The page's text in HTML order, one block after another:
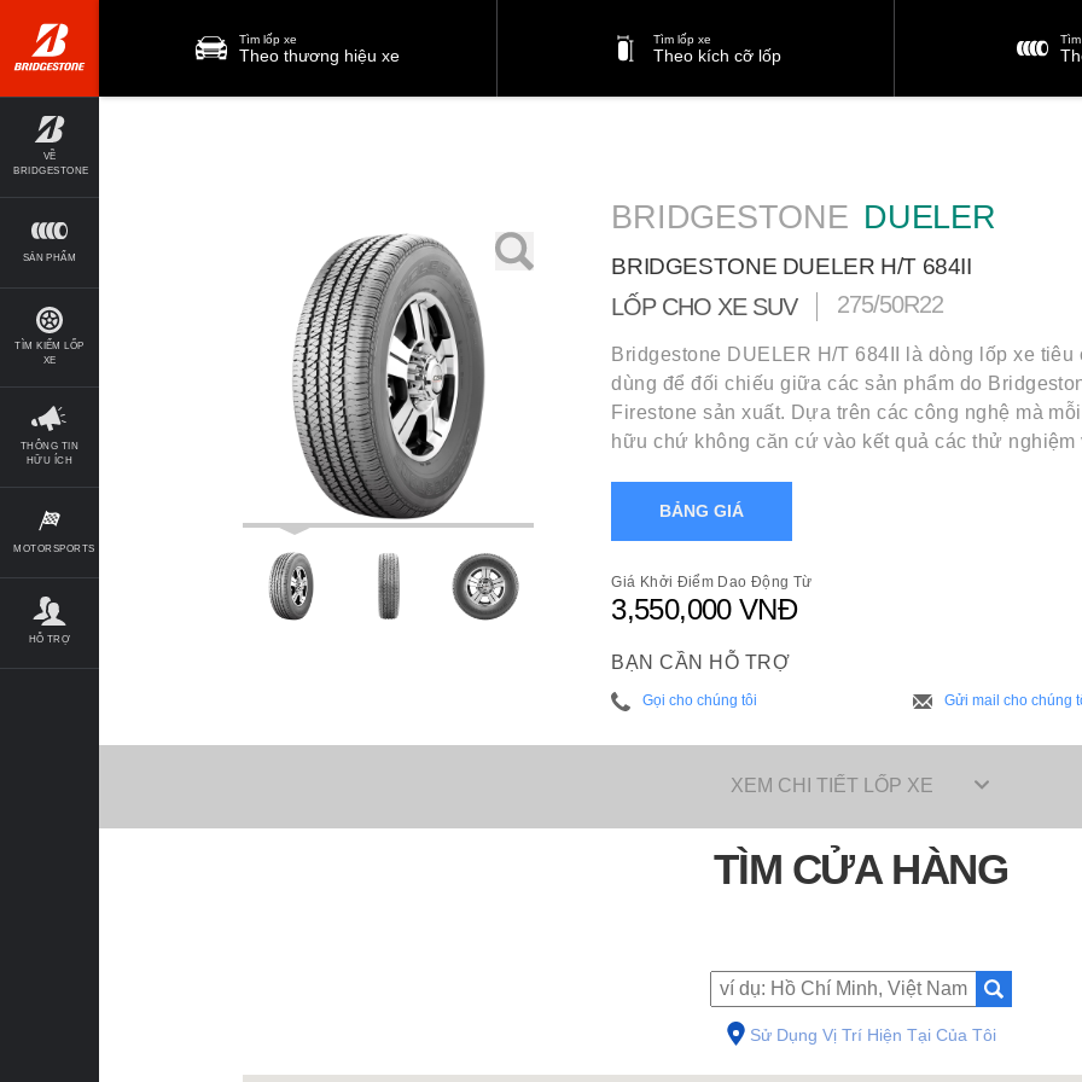
VỀ
BRIDGESTONE
SẢN PHẨM
TÌM KIẾM LỐP
XE
THÔNG TIN
HỮU ÍCH
MOTORSPORTS
HỖ TRỢ
Tìm lốp xe
Theo thương hiệu xe
Tìm lốp xe
Theo kích cỡ lốp
BRIDGESTONE DUELER
BRIDGESTONE DUELER H/T 684II
LỐP CHO XE SUV 275/50R22
Bridgestone DUELER H/T 684II là dòng lốp xe
dùng để đối chiếu giữa các sản phẩm do
Firestone sản xuất. Dựa trên các công nghệ mà
hữu chứ không căn cứ vào kết quả các thử nghiệm
BẢNG GIÁ
Giá Khởi Điểm Dao Động Từ
3,550,000 VNĐ
BẠN CẦN HỖ TRỢ
Gọi cho chúng tôi Gửi mail cho chúng
XEM CHI TIẾT LỐP XE
TÌM CỬA HÀNG
Sử Dụng Vị Trí Hiện Tại Của Tôi